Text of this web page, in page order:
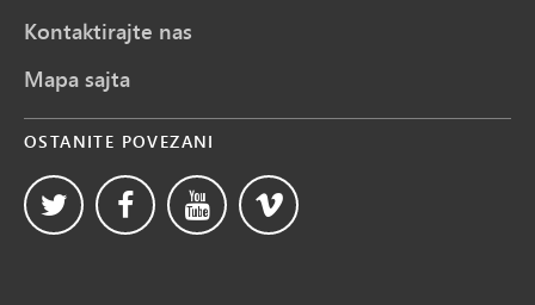
Kontaktirajte nas
Mapa sajta
OSTANITE POVEZANI